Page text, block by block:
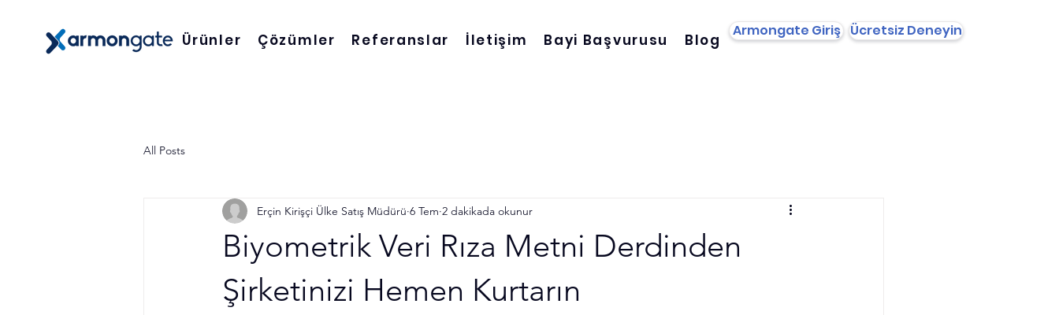
Ürünler Çözümler Referanslar İletişim Bayi Başvurusu Blog
Armongate Giriş Ücretsiz Deneyin
All Posts
Biyometrik Veri Rıza Metni Derdinden
Şirketinizi Hemen Kurtarın
Erçin Kirişçi Ülke Satış Müdürü 6 Tem 2 dakikada okunur